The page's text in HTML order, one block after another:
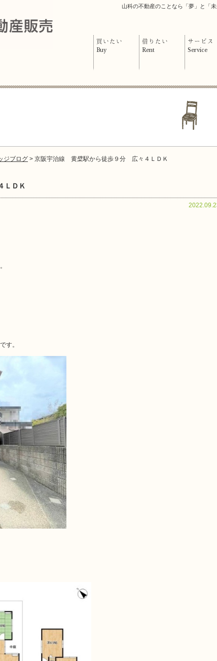
山科の不動産のことなら「夢」と「
買いたい
Buy
借りたい
Rent
サービス
Service
ジブログ > 京阪宇治線 黄檗駅から徒歩９分 広々４ＬＤＫ
ＬＤＫ
す。